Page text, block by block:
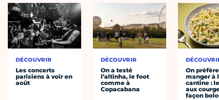
DÉCOUVRIR
Les concerts
parisiens à voir en
août
DÉCOUVRIR
On a testé
l’altinha, le foot
comme à
Copacabana
On préfère
manger à
cantine :
aux
façon